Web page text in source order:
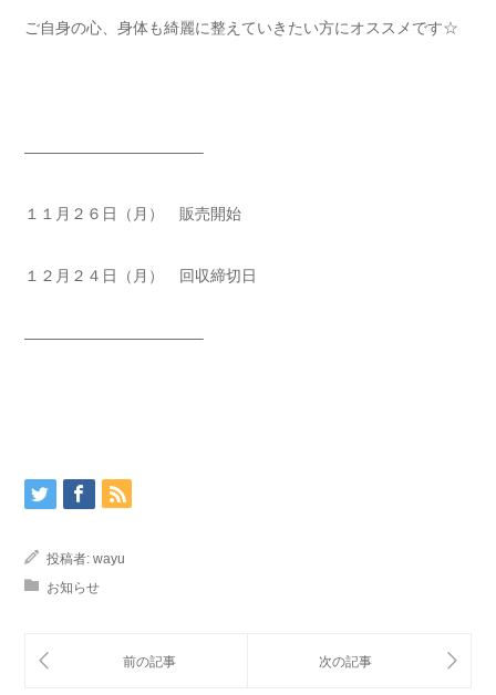
ご自身の心、身体も綺麗に整えていきたい方にオススメです☆
———————————–
１１月２６日（月） 販売開始
１２月２４日（月） 回収締切日
———————————–
投稿者: wayu
お知らせ